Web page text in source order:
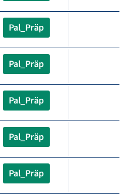
Pal_Präp
Pal_Präp
Pal_Präp
Pal_Präp
Pal_Präp